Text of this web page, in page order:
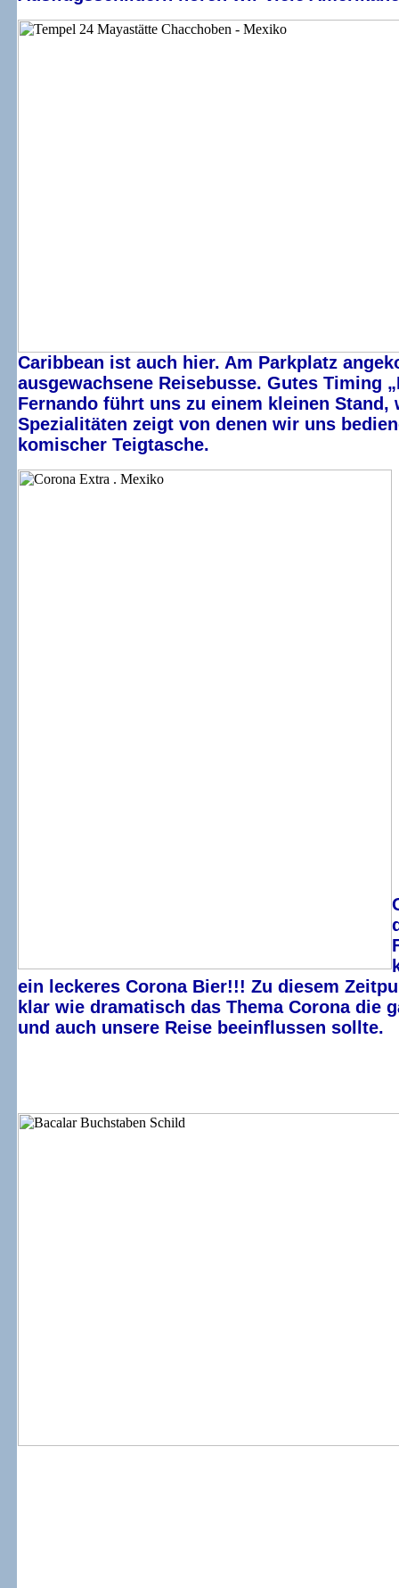
Caribbean ist auch hier. Am Parkplatz
ausgewachsene Reisebusse. Gutes Timing
Fernando führt uns zu einem kleinen
Spezialitäten zeigt von denen wir uns
komischer Teigtasche.
ein leckeres Corona Bier!!! Zu diesem
klar wie dramatisch das Thema Corona die
und auch unsere Reise beeinflussen sollte.